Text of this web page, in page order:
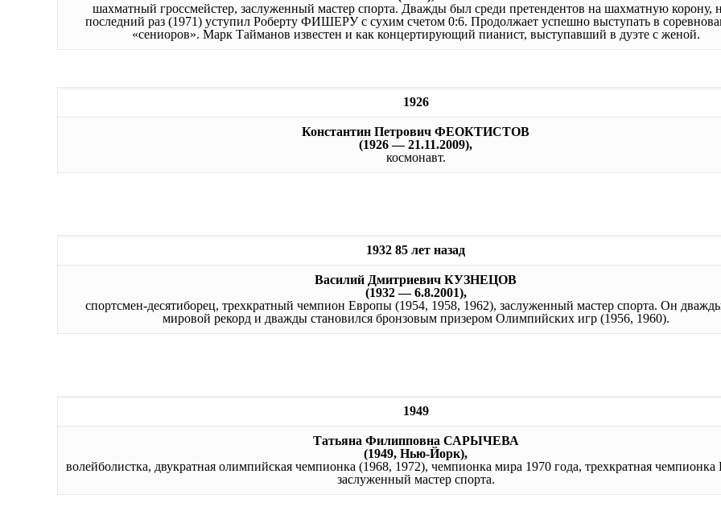
шахматный гроссмейстер, заслуженный мастер спорта. Дважды был среди претендентов на шахматную корону,
последний раз (1971) уступил Роберту ФИШЕРУ с сухим счетом 0:6. Продолжает успешно выступать в
«сениоров». Марк Тайманов известен и как концертирующий пианист, выступавший в дуэте с женой.
1926
Константин Петрович ФЕОКТИСТОВ
(1926 — 21.11.2009),
космонавт.
1932 85 лет назад
Василий Дмитриевич КУЗНЕЦОВ
(1932 — 6.8.2001),
спортсмен-десятиборец, трехкратный чемпион Европы (1954, 1958, 1962), заслуженный мастер спорта. Он
мировой рекорд и дважды становился бронзовым призером Олимпийских игр (1956, 1960).
1949
Татьяна Филипповна САРЫЧЕВА
(1949, Нью-Йорк),
волейболистка, двукратная олимпийская чемпионка (1968, 1972), чемпионка мира 1970 года, трехкратная
заслуженный мастер спорта.